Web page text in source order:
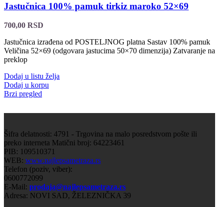
Jastučnica 100% pamuk tirkiz maroko 52×69
700,00 RSD
Jastučnica izrađena od POSTELJNOG platna Sastav 100% pamuk
Veličina 52×69 (odgovara jastucima 50×70 dimenzija) Zatvaranje na
preklop
Dodaj u listu želja
Dodaj u korpu
Brzi pregled
Šifra delatnosti: 4791 - Trgovina na malo posredstvom pošte ili
preko interneta Matični broj: 64223461
PIB: 109510371
WEB: www.najlepsametraza.rs
Telefon (poziv, viber):
0600772099
E-Mail: prodaja@najlepsametraza.rs
Adresa: NOVI SAD, ŽELEZNIČKA 39